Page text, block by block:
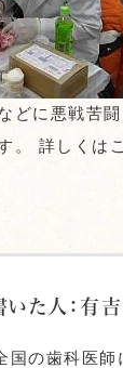
どに悪戦苦
。 詳しくは
いた人：有
国の歯科医師